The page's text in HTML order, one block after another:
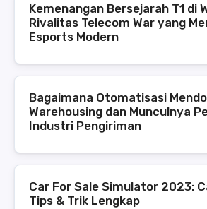
Kemenangan Bersejarah T1 di
Rivalitas Telecom War yang
Esports Modern
Bagaimana Otomatisasi
Warehousing dan Munculnya
Industri Pengiriman
Car For Sale Simulator 2023:
Tips & Trik Lengkap